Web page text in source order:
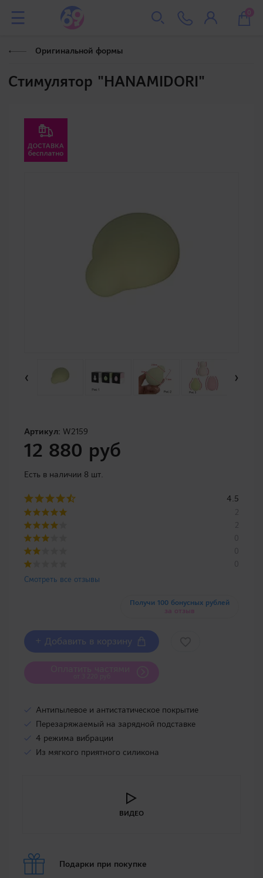
0
Оригинальной формы
Стимулятор "HANAMIDORI"
‹ ›
Артикул: W2159
12 880 руб
Есть в наличии 8 шт.
4.5
2
2
0
0
0
Смотреть все отзывы
Получи 100 бонусных рублей
за отзыв
+ Добавить в корзину
Антипылевое и антистатическое покрытие
Перезаряжаемый на зарядной подставке
4 режима вибрации
Из мягкого приятного силикона
ВИДЕО
Подарки при покупке